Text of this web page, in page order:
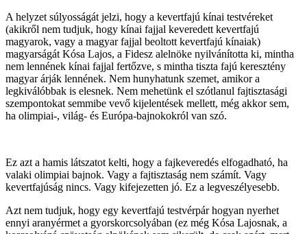
A helyzet súlyosságát jelzi, hogy a kevertfajú kínai testvéreket
(akikről nem tudjuk, hogy kínai fajjal keveredett kevertfajú
magyarok, vagy a magyar fajjal beoltott kevertfajú kínaiak)
magyarságát Kósa Lajos, a Fidesz alelnöke nyilvánította ki, mintha
nem lennének kínai fajjal fertőzve, s mintha tiszta fajú keresztény
magyar árják lennének. Nem hunyhatunk szemet, amikor a
legkiválóbbak is elesnek. Nem mehetünk el szótlanul fajtisztasági
szempontokat semmibe vevő kijelentések mellett, még akkor sem,
ha olimpiai-, világ- és Európa-bajnokokról van szó.
Ez azt a hamis látszatot kelti, hogy a fajkeveredés elfogadható, ha
valaki olimpiai bajnok. Vagy a fajtisztaság nem számít. Vagy
kevertfajúság nincs. Vagy kifejezetten jó. Ez a legveszélyesebb.
Azt nem tudjuk, hogy egy kevertfajú testvérpár hogyan nyerhet
ennyi aranyérmet a gyorskorcsolyában (ez még Kósa Lajosnak, a